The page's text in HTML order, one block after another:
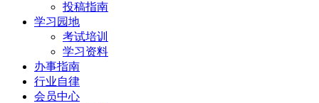
投稿指南
学习园地
考试培训
学习资料
办事指南
行业自律
会员中心